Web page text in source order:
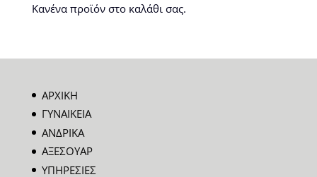
Κανένα προϊόν στο καλάθι σας.
ΑΡΧΙΚΗ
ΓΥΝΑΙΚΕΙΑ
ΑΝΔΡΙΚΑ
ΑΞΕΣΟΥΑΡ
ΥΠΗΡΕΣΙΕΣ